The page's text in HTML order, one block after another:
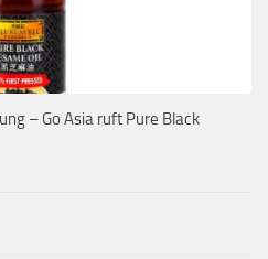
– Go Asia ruft Pure Black